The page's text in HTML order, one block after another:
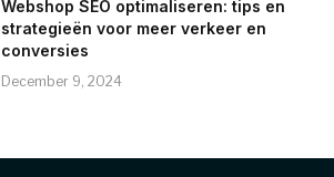
Webshop SEO optimaliseren: tips en
strategieën voor meer verkeer en
conversies
December 9, 2024